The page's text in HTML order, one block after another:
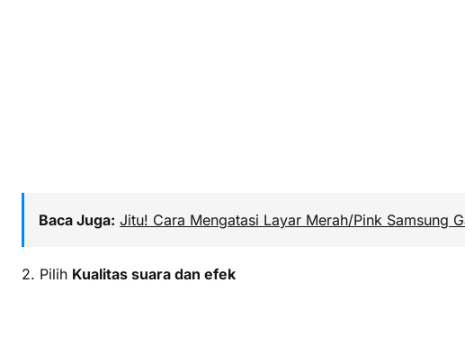
Baca Juga: Jitu! Cara Mengatasi Layar Merah/Pink Samsung
2. Pilih Kualitas suara dan efek